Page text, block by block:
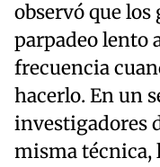
observó que
parpadeo lento
frecuencia
hacerlo. En un
investigadores
misma técnica,